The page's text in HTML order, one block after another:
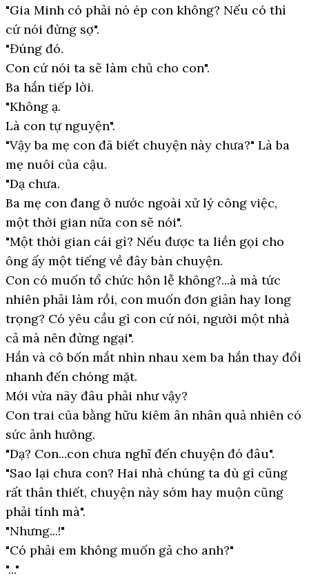
"Gia Minh có phải nó ép con không? Nếu có thì
cứ nói đừng sợ".
"Đúng đó.
Con cứ nói ta sẽ làm chủ cho con".
Ba hắn tiếp lời.
"Không ạ.
Là con tự nguyện".
"Vậy ba mẹ con đã biết chuyện này chưa?" Là ba
mẹ nuôi của cậu.
"Dạ chưa.
Ba mẹ con đang ở nước ngoài xử lý công việc,
một thời gian nữa con sẽ nói".
"Một thời gian cái gì? Nếu được ta liền gọi cho
ông ấy một tiếng về đây bàn chuyện.
Con có muốn tổ chức hôn lễ không?...à mà tức
nhiên phải làm rồi, con muốn đơn giản hay long
trọng? Có yêu cầu gì con cứ nói, người một nhà
cả mà nên đừng ngại".
Hắn và cô bốn mắt nhìn nhau xem ba hắn thay đổi
nhanh đến chóng mặt.
Mới vừa nãy đâu phải như vậy?
Con trai của bằng hữu kiêm ân nhân quả nhiên có
sức ảnh hưởng.
"Dạ? Con...con chưa nghĩ đến chuyện đó đâu".
"Sao lại chưa con? Hai nhà chúng ta dù gì cũng
rất thân thiết, chuyện này sớm hay muộn cũng
phải tính mà".
"Nhưng...!"
"Có phải em không muốn gả cho anh?"
"..."